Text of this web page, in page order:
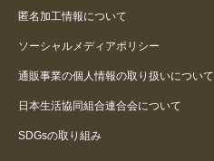
匿名加工情報について
ソーシャルメディアポリシー
通販事業の個人情報の取り扱いについて
日本生活協同組合連合会について
SDGsの取り組み